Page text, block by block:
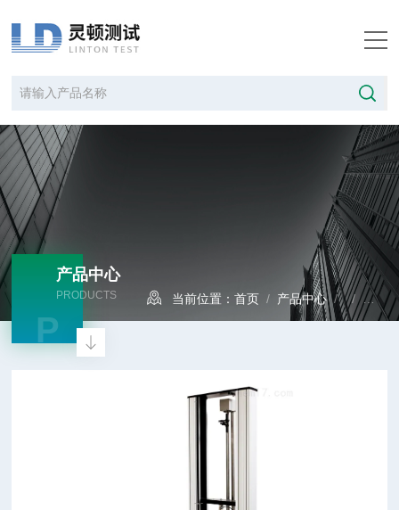
产品中心
PRODUCTS
P
当前位置：首页 / 产品中心/ /电子